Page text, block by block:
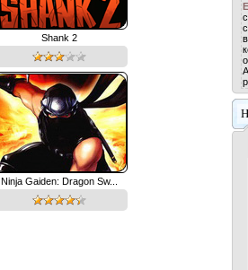
Shank 2
Ninja Gaiden: Dragon Sw...